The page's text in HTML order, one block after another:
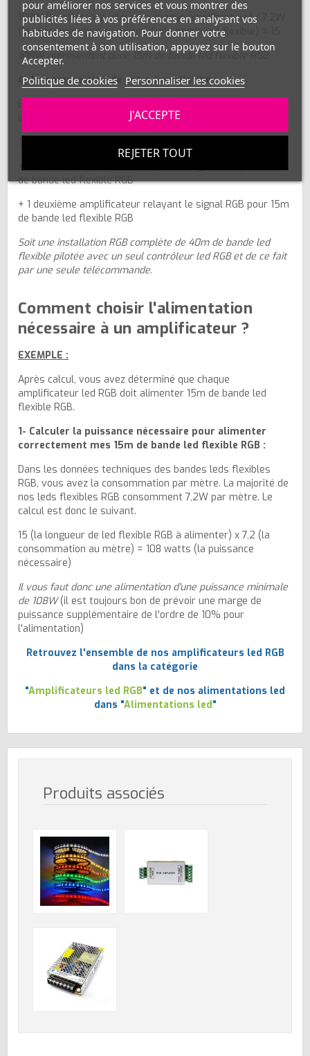
108W (la puissance allouée à chaque amplificateur) / 7,2W
(la consommation au mètre d'une bande led flexible) = 15
108W représentent donc 15m de bande led flexible RGB
4- La composition de votre installation :
installation va se composer de la manière suivante.
de bande led flexible RGB
+ 1 deuxième amplificateur relayant le signal RGB pour 15m
de bande led flexible RGB
Soit une installation RGB complète de 40m de bande led
flexible pilotée avec un seul contrôleur led RGB et de ce fait
par une seule télécommande.
Comment choisir l'alimentation
nécessaire à un amplificateur ?
EXEMPLE :
Après calcul, vous avez déterminé que chaque
amplificateur led RGB doit alimenter 15m de bande led
flexible RGB.
1- Calculer la puissance nécessaire pour alimenter
correctement mes 15m de bande led flexible RGB :
Dans les données techniques des bandes leds flexibles
RGB, vous avez la consommation par mètre. La majorité de
nos leds flexibles RGB consomment 7,2W par mètre. Le
calcul est donc le suivant.
15 (la longueur de led flexible RGB à alimenter) x 7,2 (la
consommation au mètre) = 108 watts (la puissance
nécessaire)
Il vous faut donc une alimentation d'une puissance minimale
de 108W(il est toujours bon de prévoir une marge de
puissance supplémentaire de l'ordre de 10% pour
l'alimentation)
Retrouvez l'ensemble de nos amplificateurs led RGB
dans la catégorie
"Amplificateurs led RGB" et de nos alimentations led
dans "Alimentations led"
Produits associés
pour améliorer nos services et vous montrer des
publicités liées à vos préférences en analysant vos
habitudes de navigation. Pour donner votre
consentement à son utilisation, appuyez sur le bouton
Accepter.
Politique de cookies Personnaliser les cookies
REJETER TOUT
J'ACCEPTE